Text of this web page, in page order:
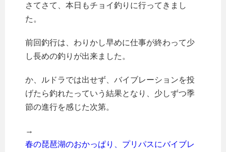
さてさて、本日もチョイ釣りに行ってきまし
た。
前回釣行は、わりかし早めに仕事が終わって少
し長めの釣りが出来ました。
か、ルドラでは出せず、バイブレーションを投
げたら釣れたっていう結果となり、少しずつ季
節の進行を感じた次第。
→
春の琵琶湖のおかっぱり、プリパスにバイブレ